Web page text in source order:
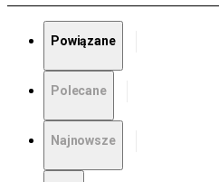
Powiązane
Polecane
Najnowsze